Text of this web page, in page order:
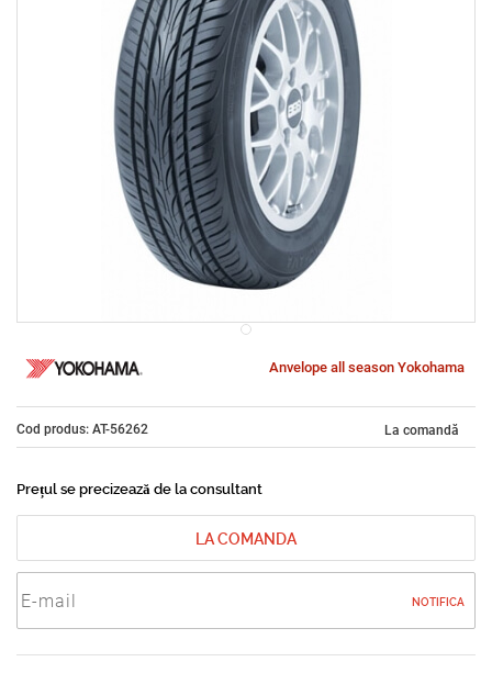
Anvelope all season Yokohama
Cod produs: AT-56262 La comandă
Prețul se precizează de la consultant
LA COMANDA
NOTIFICA